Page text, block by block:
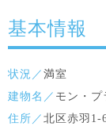
基本情報
状況／ 満室
建物名／ モン・プ
住所／ 北区赤羽1-